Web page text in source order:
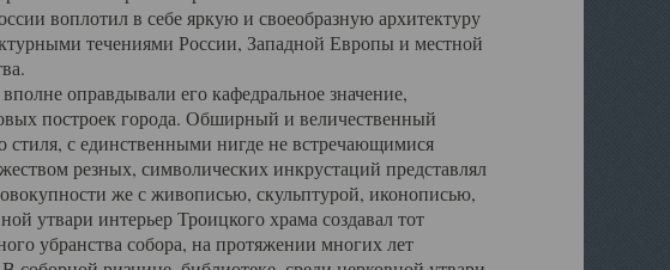
воплотил в себе яркую и своеобразную архитектуру
течениями России, Западной Европы и местной
оправдывали его кафедральное значение,
построек города. Обширный и величественный
с единственными нигде не встречающимися
резных, символических инкрустаций представлял
же с живописью, скульптурой, иконописью,
утвари интерьер Троицкого храма создавал тот
убранства собора, на протяжении многих лет